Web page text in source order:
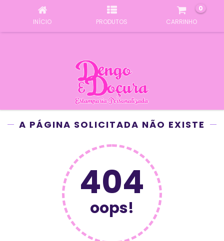
INÍCIO PRODUTOS CARRINHO
0
A PÁGINA SOLICITADA NÃO EXISTE
404
oops!